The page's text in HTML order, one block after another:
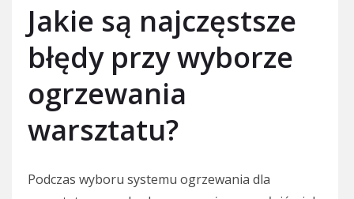
Jakie są najczęstsze
błędy przy wyborze
ogrzewania
warsztatu?
Podczas wyboru systemu ogrzewania dla